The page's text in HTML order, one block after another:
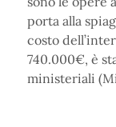
porta alla
costo
740.000€, è
ministeriali